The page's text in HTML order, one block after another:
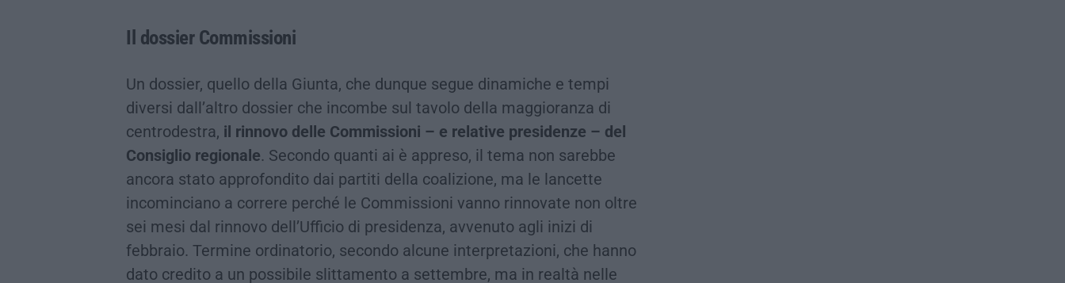
Il dossier Commissioni
Un dossier, quello della Giunta, che dunque segue dinamiche e tempi
diversi dall’altro dossier che incombe sul tavolo della maggioranza di
centrodestra, il rinnovo delle Commissioni – e relative presidenze – del
Consiglio regionale. Secondo quanti ai è appreso, il tema non sarebbe
ancora stato approfondito dai partiti della coalizione, ma le lancette
incominciano a correre perché le Commissioni vanno rinnovate non oltre
sei mesi dal rinnovo dell’Ufficio di presidenza, avvenuto agli inizi di
febbraio. Termine ordinatorio, secondo alcune interpretazioni, che hanno
dato credito a un possibile slittamento a settembre, ma in realtà nelle